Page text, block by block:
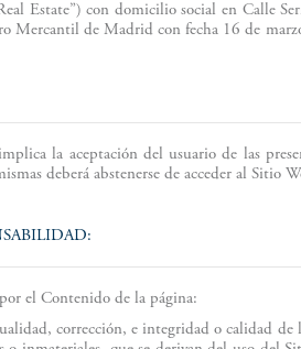
Estate”) con domicilio social en Calle
Mercantil de Madrid con fecha 16 de
la aceptación del usuario de las
deberá abstenerse de acceder al Sitio
el Contenido de la página:
corrección, e integridad o calidad